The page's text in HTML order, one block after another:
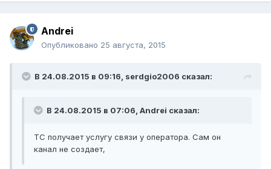
Andrei
Опубликовано 25 августа, 2015
В 24.08.2015 в 09:16, serdgio2006 сказал:
В 24.08.2015 в 07:06, Andrei сказал:
ТС получает услугу связи у оператора. Сам он
канал не создает,